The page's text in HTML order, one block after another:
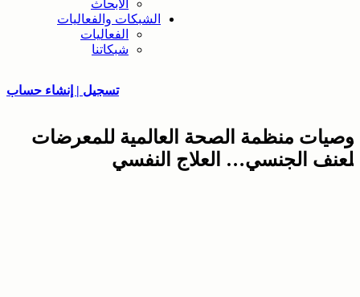
الأبحاث
الشبكات والفعاليات
الفعاليات
شبكاتنا
تسجيل | إنشاء حساب
توصيات منظمة الصحة العالمية للمعرضات
للعنف الجنسي… العلاج النفسي